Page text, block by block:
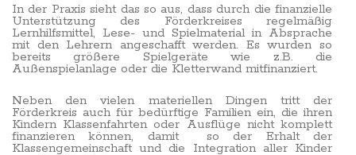
In der Praxis sieht das so aus, dass durch die finanzielle
Unterstützung des Förderkreises regelmäßig
Lernhilfsmittel, Lese- und Spielmaterial in Absprache
mit den Lehrern angeschafft werden. Es wurden so
bereits größere Spielgeräte wie z.B. die
Außenspielanlage oder die Kletterwand mitfinanziert.
Neben den vielen materiellen Dingen tritt der
Förderkreis auch für bedürftige Familien ein, die ihren
Kindern Klassenfahrten oder Ausflüge nicht komplett
finanzieren können, damit so der Erhalt der
Klassengemeinschaft und die Integration aller Kinder